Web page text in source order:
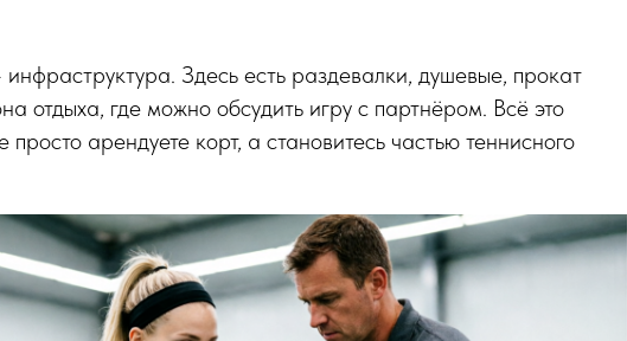
Здесь есть раздевалки, душевые, прокат
отдыха, где можно обсудить игру с партнёром. Всё это
арендуете корт, а становитесь частью теннисного